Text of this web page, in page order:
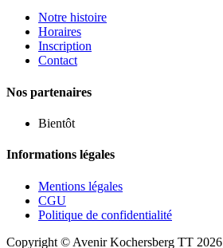
Notre histoire
Horaires
Inscription
Contact
Nos partenaires
Bientôt
Informations légales
Mentions légales
CGU
Politique de confidentialité
Copyright © Avenir Kochersberg TT 2026